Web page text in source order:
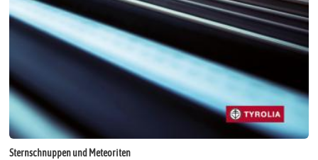
Sternschnuppen und Meteoriten